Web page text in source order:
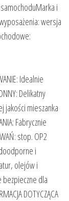
i
wersja
Idealnie
Delikatny
jakości mieszanka
Fabrycznie
stop. OP2
i
olejów i
bezpieczne dla
DOTYCZĄCA